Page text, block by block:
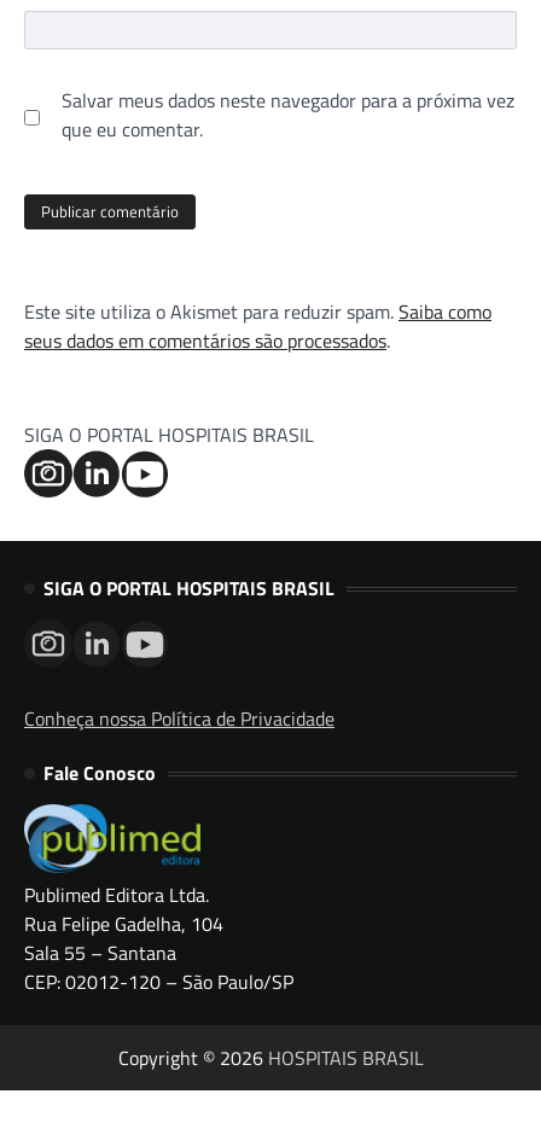
Salvar meus dados neste navegador para a próxima vez
que eu comentar.
Este site utiliza o Akismet para reduzir spam.Saiba como
seus dados em comentários são processados.
SIGA O PORTAL HOSPITAIS BRASIL
SIGA O PORTAL HOSPITAIS BRASIL
Conheça nossa Política de Privacidade
Fale Conosco
Publimed Editora Ltda.
Rua Felipe Gadelha, 104
Sala 55 – Santana
CEP: 02012-120 – São Paulo/SP
Copyright © 2026 HOSPITAIS BRASIL